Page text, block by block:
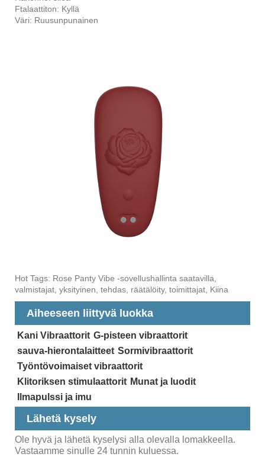
Ftalaattiton: Kyllä
Väri: Ruusunpunainen
Hot Tags: Rose Panty Vibe -sovellushallinta saatavilla,
valmistajat, yksityinen, tehdas, räätälöity, toimittajat, Kiina
Aiheeseen liittyvä luokka
Kani Vibraattorit G-pisteen vibraattorit
sauva-hierontalaitteet Sormivibraattorit
Työntövoimaiset vibraattorit
Klitoriksen stimulaattorit Munat ja luodit
Ilmapulssi ja imu
Lähetä kysely
Ole hyvä ja lähetä kyselysi alla olevalla lomakkeella.
Vastaamme sinulle 24 tunnin kuluessa.